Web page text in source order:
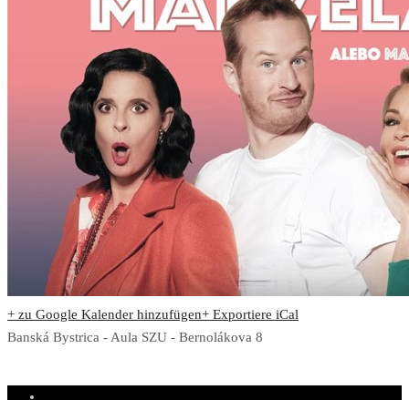
+ zu Google Kalender hinzufügen+ Exportiere iCal
Banská Bystrica - Aula SZU - Bernolákova 8